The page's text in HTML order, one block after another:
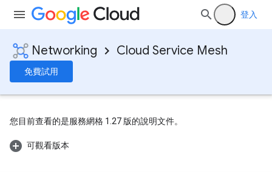
登入
Networking Cloud Service Mesh
免費試用
您目前查看的是服務網格 1.27 版的說明文件。
可觀看版本